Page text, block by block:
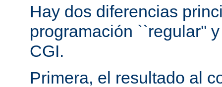
Hay dos diferencias
programación ``regular''
CGI.
Primera, el resultado al